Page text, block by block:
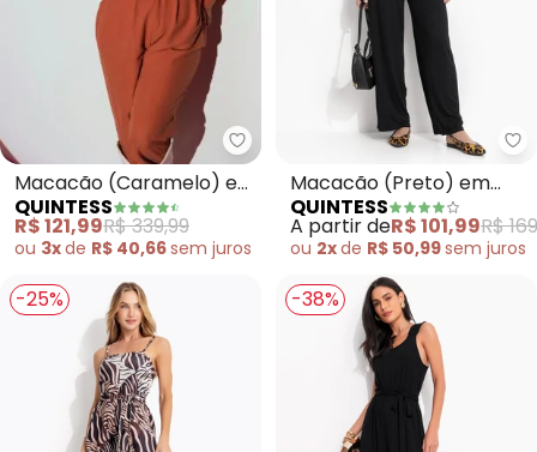
Quintess - Macacão
Macacão (Caramelo) em
Crepe Plano com Bolsos
QUINTESS
R$ 121,99R$ 339,99
ou 3xde R$ 40,66sem juros
Macacão (Preto) em
Malha de Viscose
QUINTESS
A partir deR$ 101,99R$
ou 2xde R$ 50,99sem juros
-25% -38%